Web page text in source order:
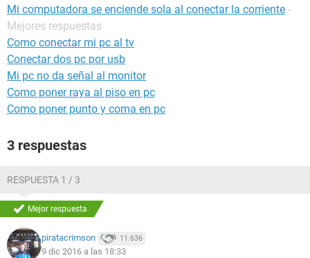
Mi computadora se enciende sola al conectar la corriente -
Mejores respuestas
Como conectar mi pc al tv
Conectar dos pc por usb
Mi pc no da señal al monitor
Como poner raya al piso en pc
Como poner punto y coma en pc
3 respuestas
RESPUESTA 1 / 3
Mejor respuesta
piratacrimson 11.636
9 dic 2016 a las 18:33